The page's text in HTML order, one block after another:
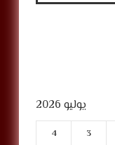
يوليو 2026
3
4